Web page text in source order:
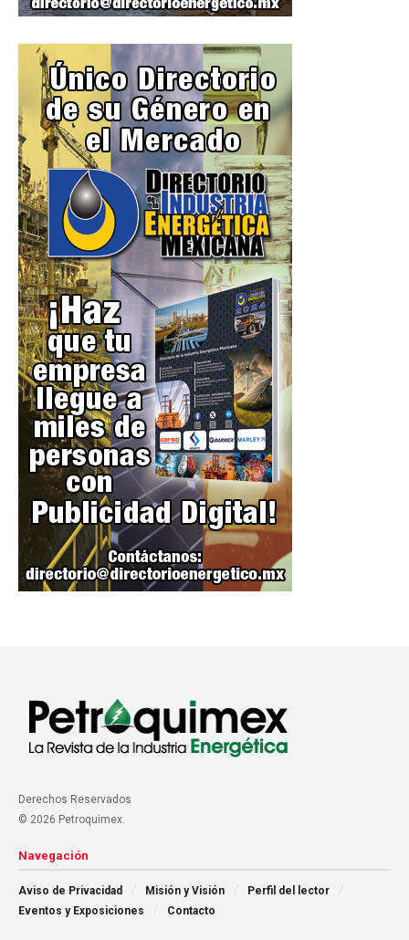
Derechos Reservados
© 2026 Petroquimex.
Navegación
Aviso de Privacidad Misión y Visión
Perfil del lector
Eventos y Exposiciones
Contacto